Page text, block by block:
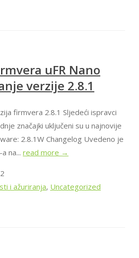
uFR Nano
verzije 2.8.1
firmvera 2.8.1 Sljedeći ispravci
značajki uključeni su u najnovije
2.8.1W Changelog Uvedeno je
na... read more →
i ažuriranja, Uncategorized